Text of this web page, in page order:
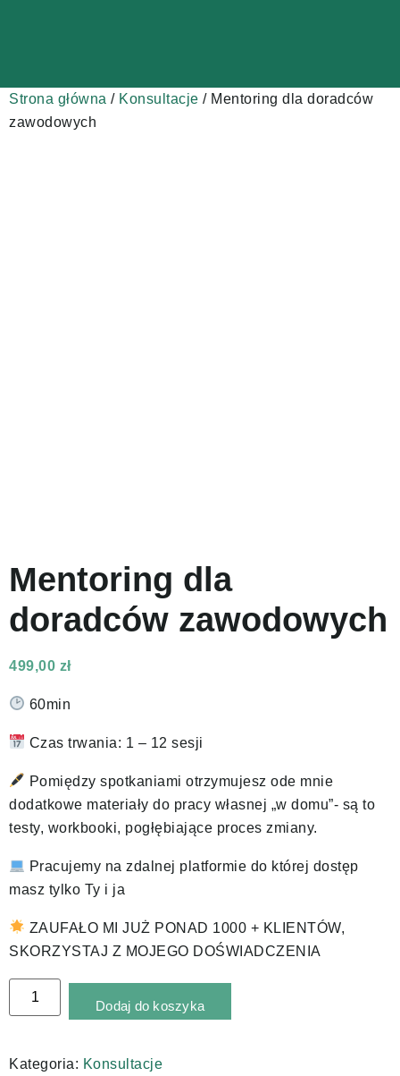
Strona główna / Konsultacje / Mentoring dla doradców
zawodowych
Mentoring dla
doradców zawodowych
499,00 zł
60min
Czas trwania: 1 – 12 sesji
Pomiędzy spotkaniami otrzymujesz ode mnie
dodatkowe materiały do pracy własnej „w domu”- są to
testy, workbooki, pogłębiające proces zmiany.
Pracujemy na zdalnej platformie do której dostęp
masz tylko Ty i ja
ZAUFAŁO MI JUŻ PONAD 1000 + KLIENTÓW,
SKORZYSTAJ Z MOJEGO DOŚWIADCZENIA
Dodaj do koszyka
Kategoria: Konsultacje